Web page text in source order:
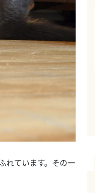
れています。その一